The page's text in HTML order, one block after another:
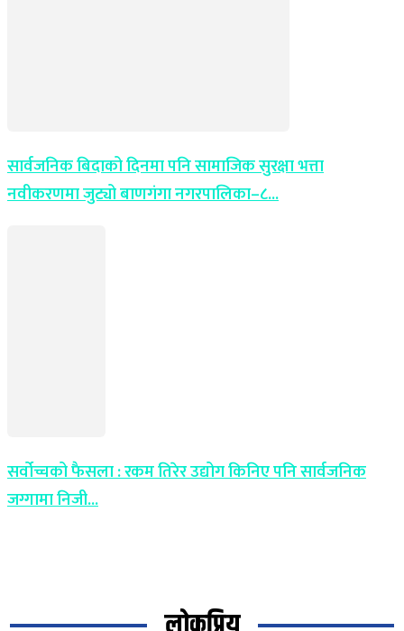
सार्वजनिक बिदाको दिनमा पनि सामाजिक सुरक्षा भत्ता
नवीकरणमा जुट्यो बाणगंगा नगरपालिका–८...
सर्वोच्चको फैसला : रकम तिरेर उद्योग किनिए पनि सार्वजनिक
जग्गामा निजी...